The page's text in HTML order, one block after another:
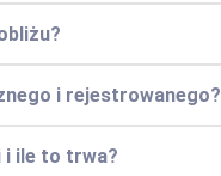
i rejestrowanego?
i ile to trwa?